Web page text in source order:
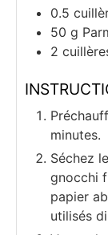
0.5
50 g
2
minutes.
Séchez
gnocchi
papier
utilisés